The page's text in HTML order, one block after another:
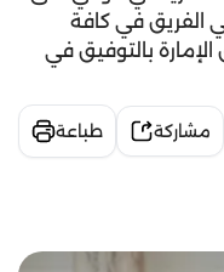
الفريق في كافة
الإمارة بالتوفيق في
مشاركة طباعة